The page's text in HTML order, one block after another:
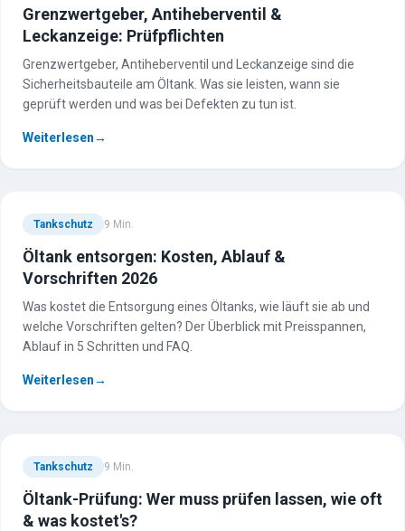
Grenzwertgeber, Antiheberventil &
Leckanzeige: Prüfpflichten
Grenzwertgeber, Antiheberventil und Leckanzeige sind die
Sicherheitsbauteile am Öltank. Was sie leisten, wann sie
geprüft werden und was bei Defekten zu tun ist.
Weiterlesen→
Tankschutz 9 Min.
Öltank entsorgen: Kosten, Ablauf &
Vorschriften 2026
Was kostet die Entsorgung eines Öltanks, wie läuft sie ab und
welche Vorschriften gelten? Der Überblick mit Preisspannen,
Ablauf in 5 Schritten und FAQ.
Weiterlesen→
Tankschutz 9 Min.
Öltank-Prüfung: Wer muss prüfen lassen, wie oft
& was kostet's?